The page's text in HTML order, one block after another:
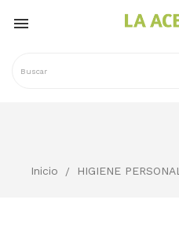

Inicio HIGIENE PERSONAL